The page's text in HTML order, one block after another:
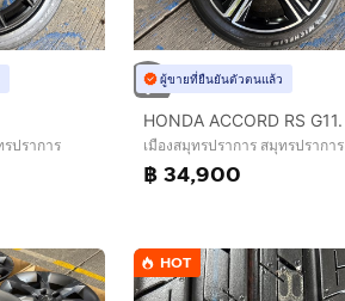
รปราการ
ผู้ขายที่ยืนยันตัวตนแล้ว
เมืองสมุทรปราการ สมุทรปราการ
฿ 34,900
HOT